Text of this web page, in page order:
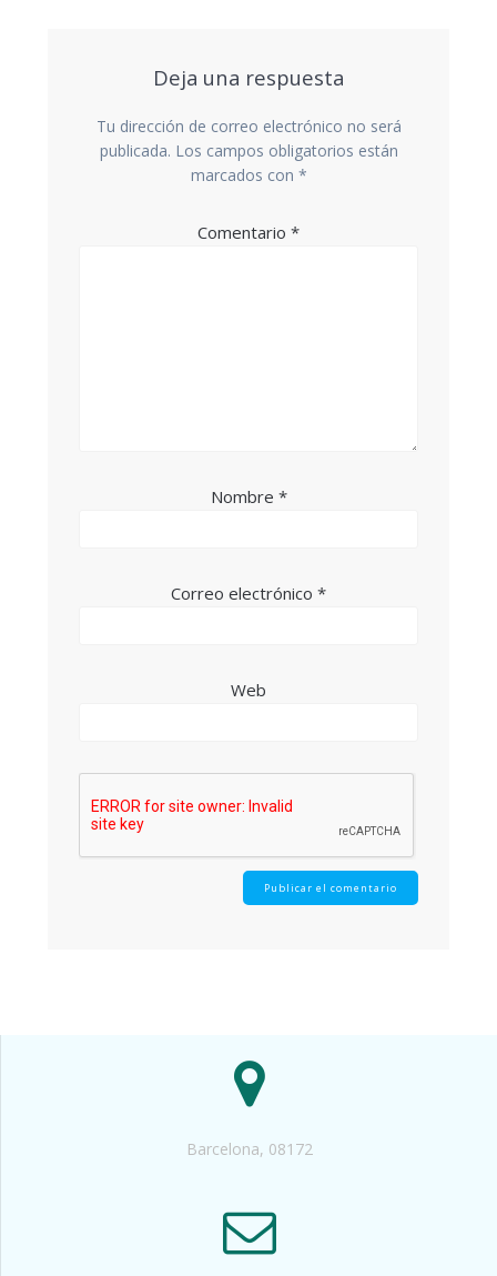
Deja una respuesta
Tu dirección de correo electrónico no será
publicada. Los campos obligatorios están
marcados con *
Comentario *
Nombre *
Correo electrónico *
Web
Barcelona, 08172